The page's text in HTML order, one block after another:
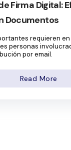
Firma Digital:
Documentos
requieren
personas
por email.
Read More